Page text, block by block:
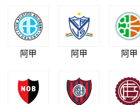
阿甲 阿甲 阿甲